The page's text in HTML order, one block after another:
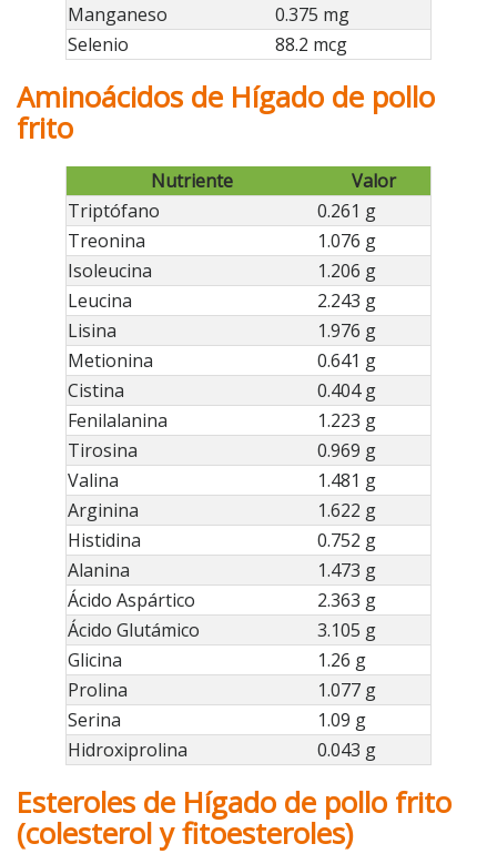
Manganeso
0.375 mg
Selenio
88.2 mcg
Aminoácidos de Hígado de pollo
frito
Nutriente
Valor
Triptófano
0.261 g
Treonina
1.076 g
Isoleucina
1.206 g
Leucina
2.243 g
Lisina
1.976 g
Metionina
0.641 g
Cistina
0.404 g
Fenilalanina
1.223 g
Tirosina
0.969 g
Valina
1.481 g
Arginina
1.622 g
Histidina
0.752 g
Alanina
1.473 g
Ácido Aspártico
2.363 g
Ácido Glutámico
3.105 g
Glicina
1.26 g
Prolina
1.077 g
Serina
1.09 g
Hidroxiprolina
0.043 g
Esteroles de Hígado de pollo frito
(colesterol y fitoesteroles)